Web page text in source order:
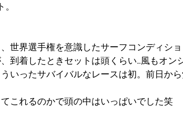
世界選手権を意識したサーフコンディシ
到着したときセットは頭くらい…風もオン
いったサバイバルなレースは初。前日か
これるのかで頭の中はいっぱいでした笑